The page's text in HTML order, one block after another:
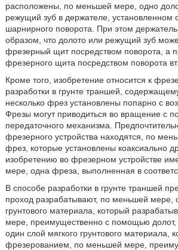
расположены, по меньшей мере, одно
режущий зуб в держателе, установленном
шарнирного поворота. При этом
образом, что долото или режущий зуб
фрезерный щит посредством поворота, а
фрезерного щита посредством поворота
Кроме того, изобретение относится к
разработки в грунте траншей,
несколько фрез установлены попарно с
Фрезы могут приводиться во вращение с
передаточного механизма.
фрезерного устройства находятся, по
фрез, которые установлены коаксиально
изобретению во фрезерном устройстве
мере, одна фреза, выполненная в
В способе разработки в грунте траншей
проход разрабатывают, по меньшей мере,
грунтового материала, который
мере, преимущественно с помощью
один слой мягкого грунтового материала,
фрезерованием, по меньшей мере,